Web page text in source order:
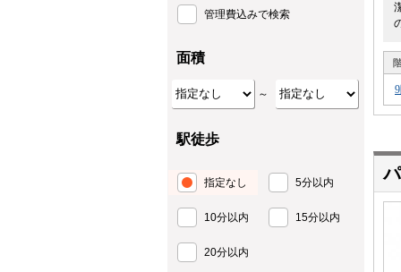
管理費込みで検索
面積
～
駅徒歩
指定なし 5分以内
10分以内 15分以内
20分以内